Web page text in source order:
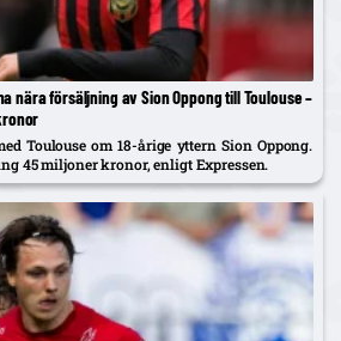
nära försäljning av Sion Oppong till Toulouse –
Toulouse om 18-årige yttern Sion Oppong.
45 miljoner kronor, enligt Expressen.